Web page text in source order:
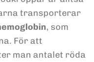
transporterar
, som
För att
man antalet röda